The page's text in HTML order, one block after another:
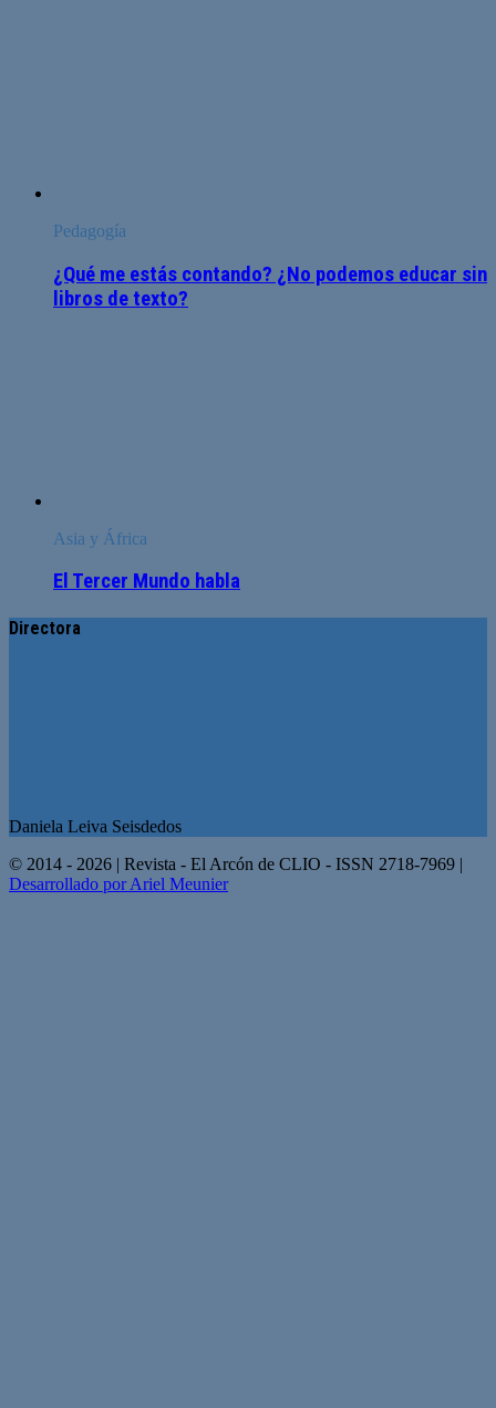
Pedagogía
¿Qué me estás contando? ¿No podemos educar sin
libros de texto?
Asia y África
El Tercer Mundo habla
Directora
Daniela Leiva Seisdedos
© 2014 - 2026 | Revista - El Arcón de CLIO - ISSN 2718-7969 |
Desarrollado por Ariel Meunier